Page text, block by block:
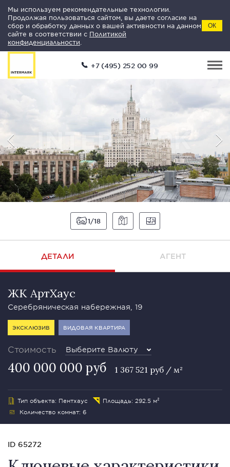
Мы используем рекомендательные технологии.
Продолжая пользоваться сайтом, вы даете согласие на
сбор и обработку данных о вашей активности на данном
сайте в соответствии с Политикой
конфиденциальности
ОК
+7 (495) 252 00 99
1 18
ДЕТАЛИ АГЕНТ
ЖК АртХаус
Серебряническая набережная, 19
ЭКСКЛЮЗИВ ВИДОВАЯ КВАРТИРА
Стоимость Выберите Валюту
400 000 000 руб 1 367 521 руб / м²
Тип объекта: Пентхаус
Площадь: 292.5 м²
Количество комнат: 6
ID 65272